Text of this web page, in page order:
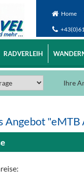
Home
RADVERLEIH
Ihre
Angebot